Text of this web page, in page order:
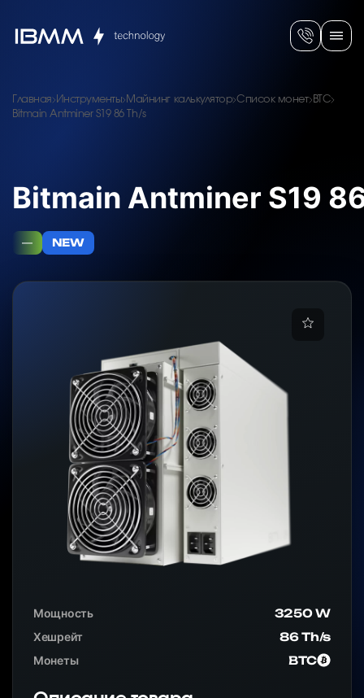
Главная Инструменты Майнинг калькулятор Список монет BTC
Bitmain Antminer S19 86 Th/s
Bitmain Antminer S19
— NEW
Мощность
3250 W
Хешрейт
86 Th/s
Монеты
BTC